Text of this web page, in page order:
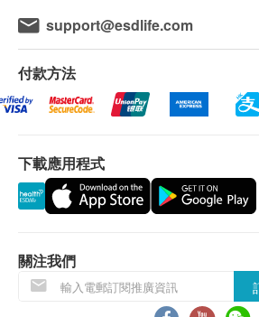
變睡眠週期，包括加速入眠、改善
因時差所引起的睡眠問題。另因
清除自由基，進而提高人體免疫力。
主要成份
服用方法
每日2次，每次1粒
訊號懸掛或黑色暴雨警告生效時
會延遲。
所有訂單須視乎相關貨品的供
認。倘若健康網購
單上的貨品，健康網購
客再作安排。
退換條款：
有損毀情況，一經確認簽收，恕
退換產品必須包裝完整，如退換
或過期退回，供應商有權不受理
support@esdlife.com
付款方法
下載應用程式
關注我們